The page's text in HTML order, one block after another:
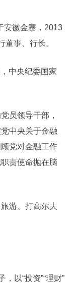
安徽金寨，2013
事、行长。
中央纪委国家
员领导干部，
中央关于金融
党对金融工作
责使命抛在脑
游、打高尔夫
以“投资”“理财”